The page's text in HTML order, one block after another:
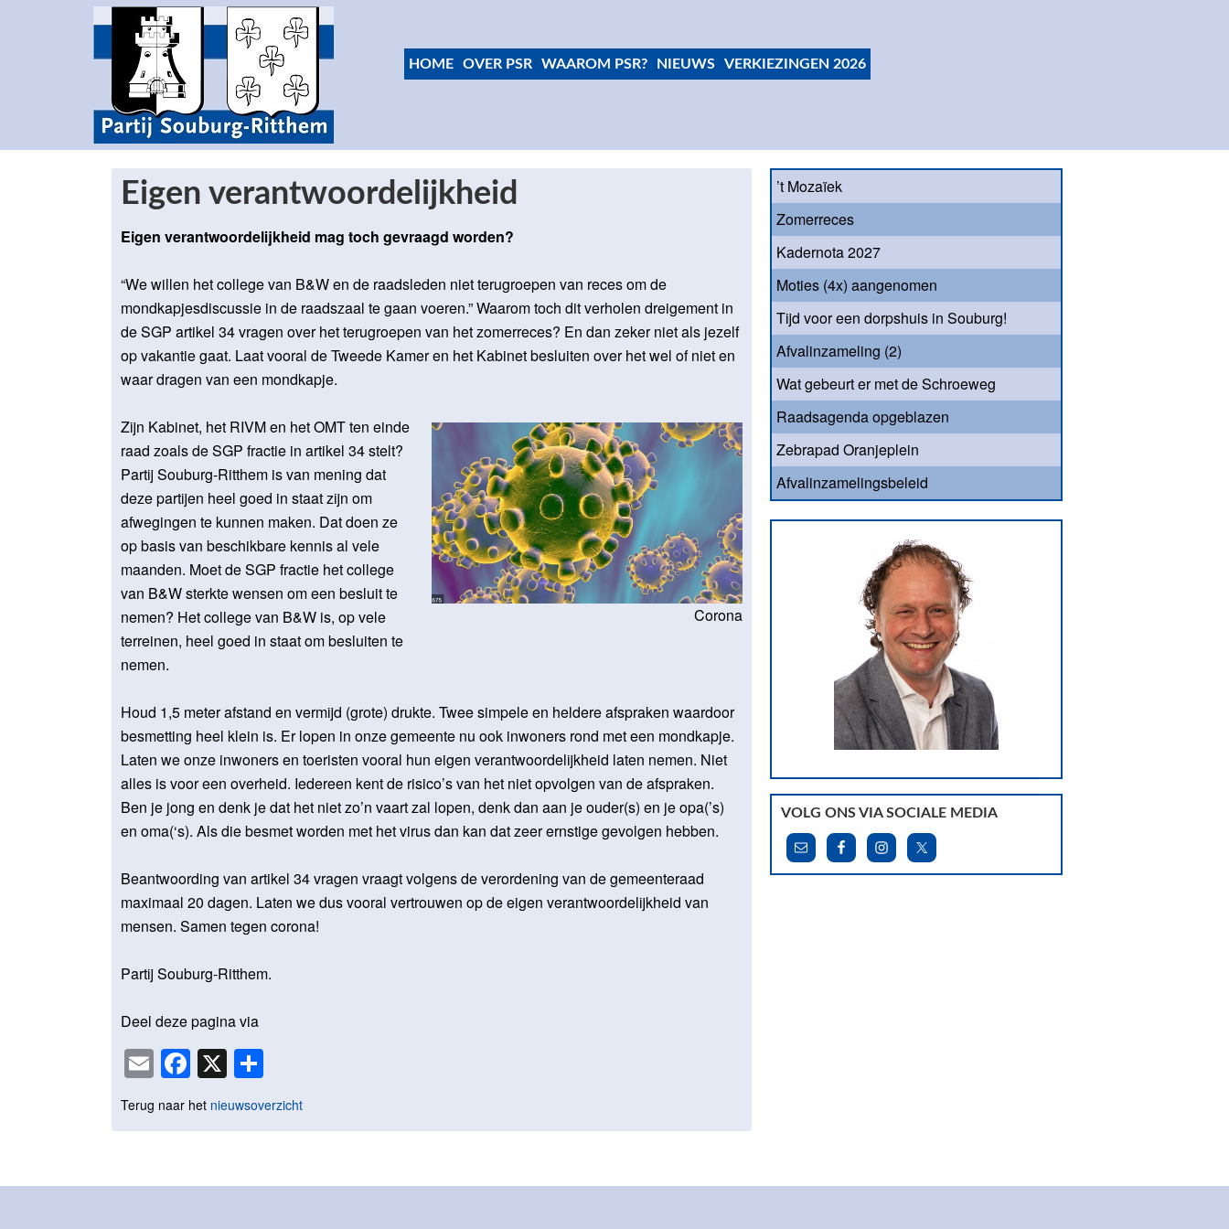
HOME OVER PSR WAAROM PSR? NIEUWS VERKIEZINGEN 2026
Eigen verantwoordelijkheid
Eigen verantwoordelijkheid mag toch gevraagd worden?
“We willen het college van B&W en de raadsleden niet terugroepen van reces om de
mondkapjesdiscussie in de raadszaal te gaan voeren.” Waarom toch dit verholen dreigement in
de SGP artikel 34 vragen over het terugroepen van het zomerreces? En dan zeker niet als jezelf
op vakantie gaat. Laat vooral de Tweede Kamer en het Kabinet besluiten over het wel of niet en
waar dragen van een mondkapje.
Corona
Zijn Kabinet, het RIVM en het OMT ten einde
raad zoals de SGP fractie in artikel 34 stelt?
Partij Souburg-Ritthem is van mening dat
deze partijen heel goed in staat zijn om
afwegingen te kunnen maken. Dat doen ze
op basis van beschikbare kennis al vele
maanden. Moet de SGP fractie het college
van B&W sterkte wensen om een besluit te
nemen? Het college van B&W is, op vele
terreinen, heel goed in staat om besluiten te
nemen.
Houd 1,5 meter afstand en vermijd (grote) drukte. Twee simpele en heldere afspraken waardoor
besmetting heel klein is. Er lopen in onze gemeente nu ook inwoners rond met een mondkapje.
Laten we onze inwoners en toeristen vooral hun eigen verantwoordelijkheid laten nemen. Niet
alles is voor een overheid. Iedereen kent de risico’s van het niet opvolgen van de afspraken.
Ben je jong en denk je dat het niet zo’n vaart zal lopen, denk dan aan je ouder(s) en je opa(’s)
en oma(‘s). Als die besmet worden met het virus dan kan dat zeer ernstige gevolgen hebben.
Beantwoording van artikel 34 vragen vraagt volgens de verordening van de gemeenteraad
maximaal 20 dagen. Laten we dus vooral vertrouwen op de eigen verantwoordelijkheid van
mensen. Samen tegen corona!
Partij Souburg-Ritthem.
Deel deze pagina via
EmailFacebook
X
Terug naar het nieuwsoverzicht
’t Mozaïek
Zomerreces
Kadernota 2027
Moties (4x) aangenomen
Tijd voor een dorpshuis in Souburg!
Afvalinzameling (2)
Wat gebeurt er met de Schroeweg
Raadsagenda opgeblazen
Zebrapad Oranjeplein
Afvalinzamelingsbeleid
VOLG ONS VIA SOCIALE MEDIA